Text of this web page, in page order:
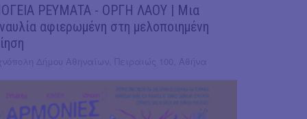
ΡΕΥΜΑΤΑ - ΟΡΓΗ ΛΑΟΥ | Μια
αφιερωμένη στη μελοποιημένη